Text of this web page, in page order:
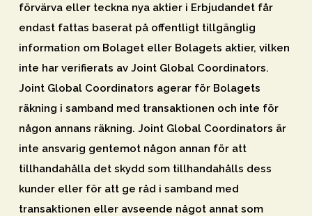
förvärva eller teckna nya aktier i Erbjudandet får
endast fattas baserat på offentligt tillgänglig
information om Bolaget eller Bolagets aktier, vilken
inte har verifierats av Joint Global Coordinators.
Joint Global Coordinators agerar för Bolagets
räkning i samband med transaktionen och inte för
någon annans räkning. Joint Global Coordinators är
inte ansvarig gentemot någon annan för att
tillhandahålla det skydd som tillhandahålls dess
kunder eller för att ge råd i samband med
transaktionen eller avseende något annat som